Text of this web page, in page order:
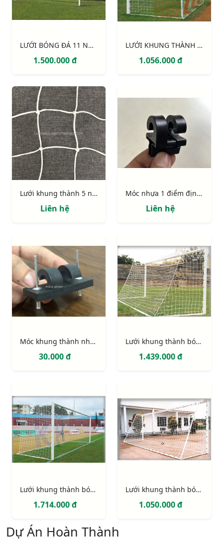
LƯỚI BÓNG ĐÁ 11 NGƯỜI S12860W
1.500.000 đ
LƯỚI KHUNG THÀNH 2 MÀU (trắng - đỏ)
1.056.000 đ
Lưới khung thành 5 người (có lõi)
Liên hệ
Móc nhựa 1 điểm định vị có chốt
Liên hệ
Móc khung thành nhựa PVC 2 điểm định vị (móc lưới khung thành)
30.000 đ
Lưới khung thành bóng đá 11 người (hình thang)
1.439.000 đ
Lưới khung thành bóng đá 11 người (hình hộp)
1.714.000 đ
Lưới khung thành bóng đá 7 người
1.050.000 đ
Dự Án Hoàn Thành